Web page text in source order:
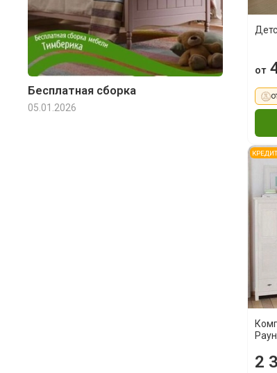
от
2
Бесплатная сборка
05.01.2026